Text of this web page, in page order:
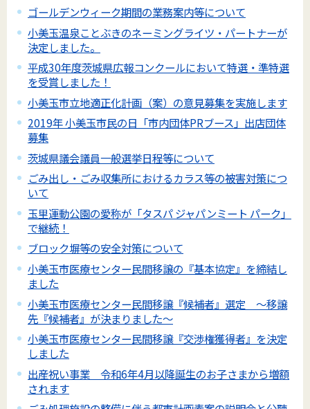
ゴールデンウィーク期間の業務案内等について
小美玉温泉ことぶきのネーミングライツ・パートナーが
決定しました。
平成30年度茨城県広報コンクールにおいて特選・準特選
を受賞しました！
小美玉市立地適正化計画（案）の意見募集を実施します
2019年 小美玉市民の日「市内団体PRブース」出店団体
募集
茨城県議会議員一般選挙日程等について
ごみ出し・ごみ収集所におけるカラス等の被害対策につ
いて
玉里運動公園の愛称が「タスパ ジャパンミート パーク」
で継続！
ブロック塀等の安全対策について
小美玉市医療センター民間移譲の『基本協定』を締結し
ました
小美玉市医療センター民間移譲『候補者』選定 ～移譲
先『候補者』が決まりました～
小美玉市医療センター民間移譲『交渉権獲得者』を決定
しました
出産祝い事業 令和6年4月以降誕生のお子さまから増額
されます